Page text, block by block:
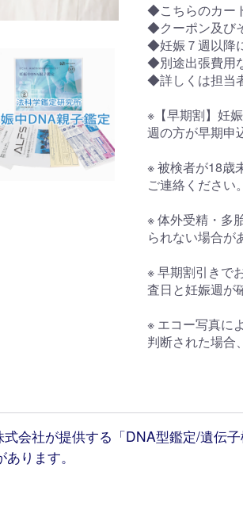
◆こちらのカー
◆クーポン及び
◆妊娠７週以降
◆別途出張費用
◆詳しくは担当
※【早期割】妊
週の方が早期申
※ 被検者が18歳
ご連絡ください。
※ 体外受精・多
られない場合が
※ 早期割引きで
査日と妊娠週が
※ エコー写真に
判断された場合
会社が提供する「DNA型鑑定/遺伝
ります。